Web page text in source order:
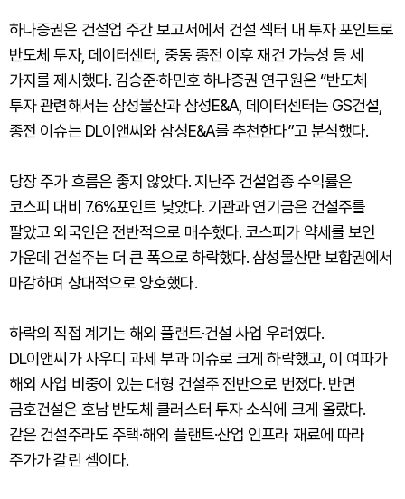
하나증권은 건설업 주간 보고서에서 건설 섹터 내 투자 포인트로
반도체 투자, 데이터센터, 중동 종전 이후 재건 가능성 등 세
가지를 제시했다. 김승준·하민호 하나증권 연구원은 “반도체
투자 관련해서는 삼성물산과 삼성E&A, 데이터센터는 GS건설,
종전 이슈는 DL이앤씨와 삼성E&A를 추천한다”고 분석했다.
당장 주가 흐름은 좋지 않았다. 지난주 건설업종 수익률은
코스피 대비 7.6%포인트 낮았다. 기관과 연기금은 건설주를
팔았고 외국인은 전반적으로 매수했다. 코스피가 약세를 보인
가운데 건설주는 더 큰 폭으로 하락했다. 삼성물산만 보합권에서
마감하며 상대적으로 양호했다.
하락의 직접 계기는 해외 플랜트·건설 사업 우려였다.
DL이앤씨가 사우디 과세 부과 이슈로 크게 하락했고, 이 여파가
해외 사업 비중이 있는 대형 건설주 전반으로 번졌다. 반면
금호건설은 호남 반도체 클러스터 투자 소식에 크게 올랐다.
같은 건설주라도 주택·해외 플랜트·산업 인프라 재료에 따라
주가가 갈린 셈이다.